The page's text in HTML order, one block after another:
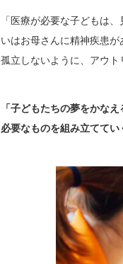
「医療が必要な子どもは
いはお母さんに精神疾患
孤立しないように、アウト
「子どもたちの夢をかなえ
必要なものを組み立ててい